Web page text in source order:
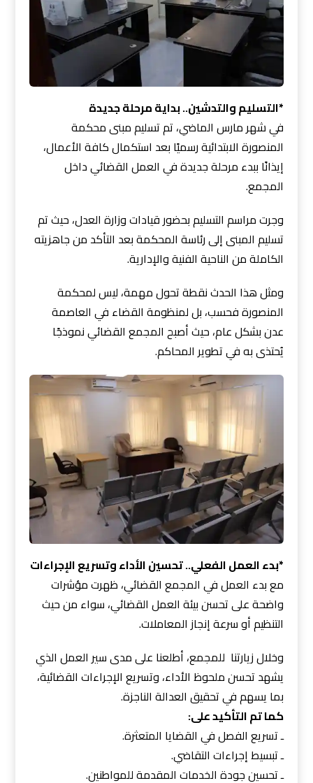
*التسليم والتدشين.. بداية مرحلة جديدة
في شهر مارس الماضي، تم تسليم مبنى محكمة
المنصورة الابتدائية رسميًا بعد استكمال كافة الأعمال،
إيذانًا ببدء مرحلة جديدة في العمل القضائي داخل
المجمع.
وجرت مراسم التسليم بحضور قيادات وزارة العدل، حيث تم
تسليم المبنى إلى رئاسة المحكمة بعد التأكد من جاهزيته
الكاملة من الناحية الفنية والإدارية.
ومثل هذا الحدث نقطة تحول مهمة، ليس لمحكمة
المنصورة فحسب، بل لمنظومة القضاء في العاصمة
عدن بشكل عام، حيث أصبح المجمع القضائي نموذجًا
يُحتذى به في تطوير المحاكم.
*بدء العمل الفعلي.. تحسين الأداء وتسريع الإجراءات
مع بدء العمل في المجمع القضائي، ظهرت مؤشرات
واضحة على تحسن بيئة العمل القضائي، سواء من حيث
التنظيم أو سرعة إنجاز المعاملات.
وخلال زيارتنا للمجمع، أطلعنا على مدى سير العمل الذي
يشهد تحسن ملحوظ الأداء، وتسريع الإجراءات القضائية،
بما يسهم في تحقيق العدالة الناجزة.
كما تم التأكيد على:
ـ تسريع الفصل في القضايا المتعثرة.
ـ تبسيط إجراءات التقاضي.
ـ تحسين جودة الخدمات المقدمة للمواطنين.